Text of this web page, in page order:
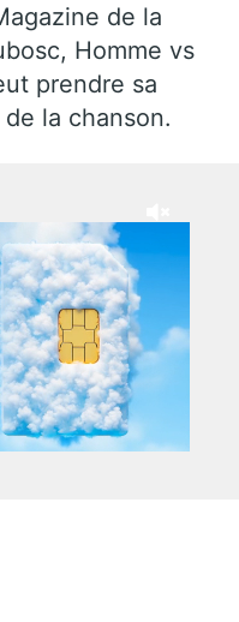
de la
Homme vs
prendre sa
la chanson.